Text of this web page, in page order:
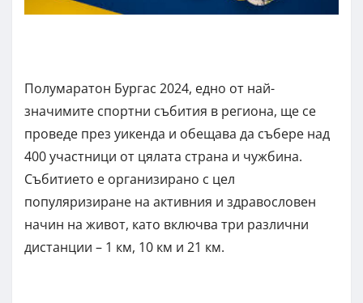
Полумаратон Бургас 2024, едно от най-
значимите спортни събития в региона, ще се
проведе през уикенда и обещава да събере над
400 участници от цялата страна и чужбина.
Събитието е организирано с цел
популяризиране на активния и здравословен
начин на живот, като включва три различни
дистанции – 1 км, 10 км и 21 км.